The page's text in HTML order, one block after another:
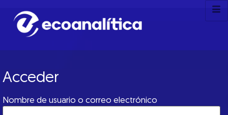
Acceder
Nombre de usuario o correo electrónico